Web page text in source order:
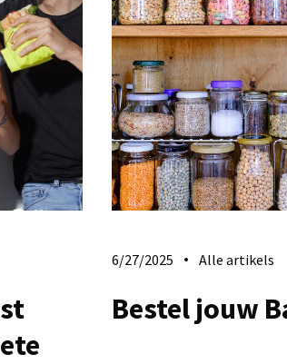
6/27/2025 Alle artikels
Bestel jouw